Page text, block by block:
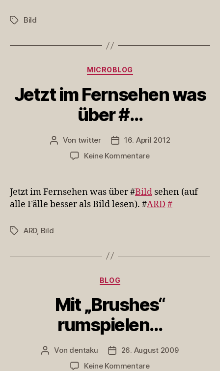
Schlagwörter
Bild
Kategorien
MICROBLOG
Jetzt im Fernsehen was
über #…
Beitragsautor
Von twitter Veröffentlichungsdatum
16. April 2012
Keine Kommentarezu
Fernsehen
was
über
Jetzt im Fernsehen was über #Bild sehen (auf
alle Fälle besser als Bild lesen). #ARD #
Schlagwörter
ARD, Bild
Kategorien
BLOG
Mit „Brushes“
rumspielen…
Beitragsautor
Von dentaku Veröffentlichungsdatum
26. August 2009
Keine Kommentarezu